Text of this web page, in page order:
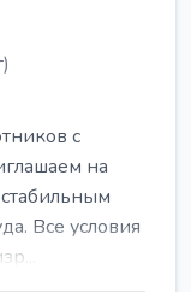
с
на
Все условия